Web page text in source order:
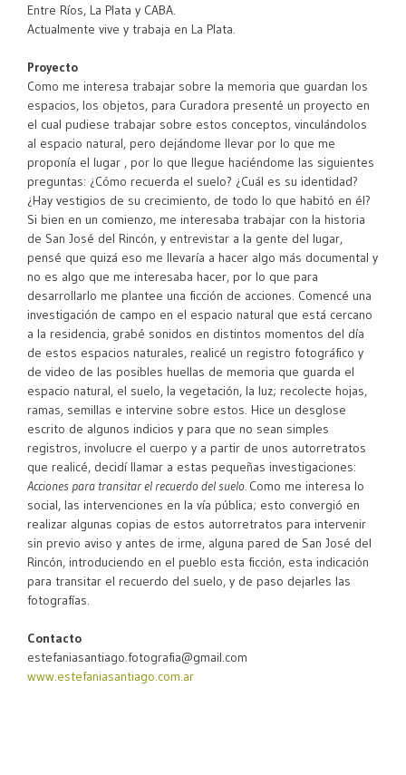
Entre Ríos, La Plata y CABA.
Actualmente vive y trabaja en La Plata.
Proyecto
Como me interesa trabajar sobre la memoria que guardan los
espacios, los objetos, para Curadora presenté un proyecto en
el cual pudiese trabajar sobre estos conceptos, vinculándolos
al espacio natural, pero dejándome llevar por lo que me
proponía el lugar , por lo que llegue haciéndome las siguientes
preguntas: ¿Cómo recuerda el suelo? ¿Cuál es su identidad?
¿Hay vestigios de su crecimiento, de todo lo que habitó en él?
Si bien en un comienzo, me interesaba trabajar con la historia
de San José del Rincón, y entrevistar a la gente del lugar,
pensé que quizá eso me llevaría a hacer algo más documental y
no es algo que me interesaba hacer, por lo que para
desarrollarlo me plantee una ficción de acciones. Comencé una
investigación de campo en el espacio natural que está cercano
a la residencia, grabé sonidos en distintos momentos del día
de estos espacios naturales, realicé un registro fotográfico y
de video de las posibles huellas de memoria que guarda el
espacio natural, el suelo, la vegetación, la luz; recolecte hojas,
ramas, semillas e intervine sobre estos. Hice un desglose
escrito de algunos indicios y para que no sean simples
registros, involucre el cuerpo y a partir de unos autorretratos
que realicé, decidí llamar a estas pequeñas investigaciones:
Acciones para transitar el recuerdo del suelo. Como me interesa lo
social, las intervenciones en la vía pública; esto convergió en
realizar algunas copias de estos autorretratos para intervenir
sin previo aviso y antes de irme, alguna pared de San José del
Rincón, introduciendo en el pueblo esta ficción, esta indicación
para transitar el recuerdo del suelo, y de paso dejarles las
fotografías.
Contacto
estefaniasantiago.fotografia@gmail.com
www.estefaniasantiago.com.ar